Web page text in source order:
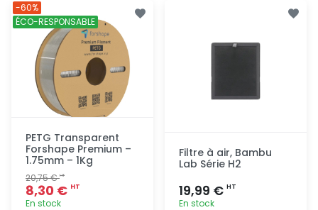
rapide
PETG Transparent
Forshape Premium –
1.75mm – 1Kg
20,75 €HT
8,30 € HT
En stock
-60%
ÉCO-RESPONSABLE
Filtre à air, Bambu
Lab Série H2
19,99 € HT
En stock